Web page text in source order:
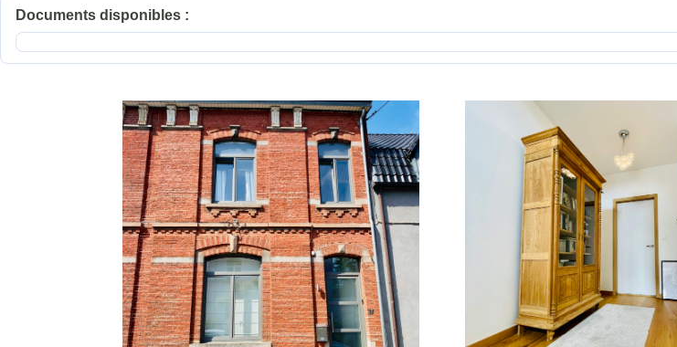
Documents disponibles :